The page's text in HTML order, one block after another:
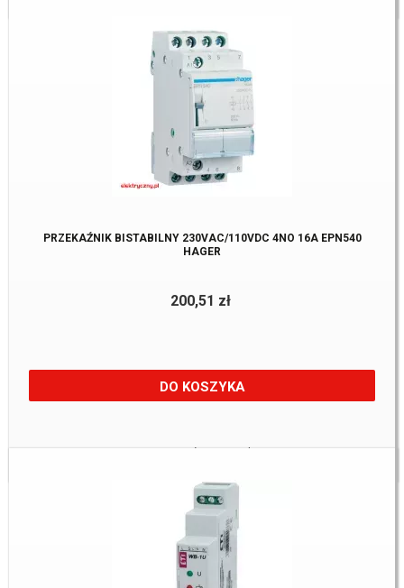
PRZEKAŹNIK BISTABILNY 230VAC/110VDC 4NO 16A EPN540
HAGER
200,51 zł
DO KOSZYKA
Towar:Na zamówienie u dostawcy